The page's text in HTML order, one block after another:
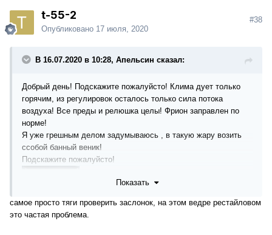
t-55-2
Опубликовано 17 июля, 2020
#38
В 16.07.2020 в 10:28, Апельсин сказал:
Добрый день! Подскажите пожалуйсто! Клима дует только
горячим, из регулировок осталось только сила потока
воздуха! Все преды и релюшка целы! Фрион заправлен по
норме!
Я уже грешным делом задумываюсь , в такую жару возить
ссобой банный веник!
Подскажите пожалуйсто!
Показать
самое просто тяги проверить заслонок, на этом ведре рестайловом
это частая проблема.